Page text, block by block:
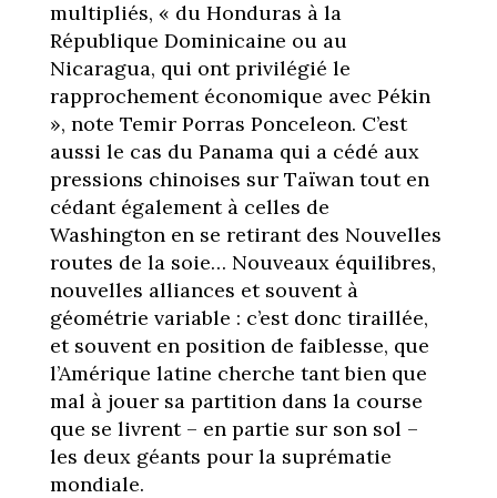
multipliés, « du Honduras à la
République Dominicaine ou au
Nicaragua, qui ont privilégié le
rapprochement économique avec Pékin
», note Temir Porras Ponceleon. C’est
aussi le cas du Panama qui a cédé aux
pressions chinoises sur Taïwan tout en
cédant également à celles de
Washington en se retirant des Nouvelles
routes de la soie… Nouveaux équilibres,
nouvelles alliances et souvent à
géométrie variable : c’est donc tiraillée,
et souvent en position de faiblesse, que
l’Amérique latine cherche tant bien que
mal à jouer sa partition dans la course
que se livrent – en partie sur son sol –
les deux géants pour la suprématie
mondiale.